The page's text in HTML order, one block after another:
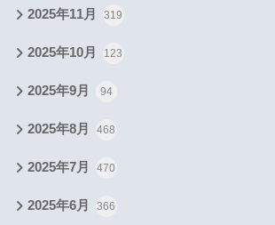
2025年11月 319
2025年10月 123
2025年9月 94
2025年8月 468
2025年7月 470
2025年6月 366